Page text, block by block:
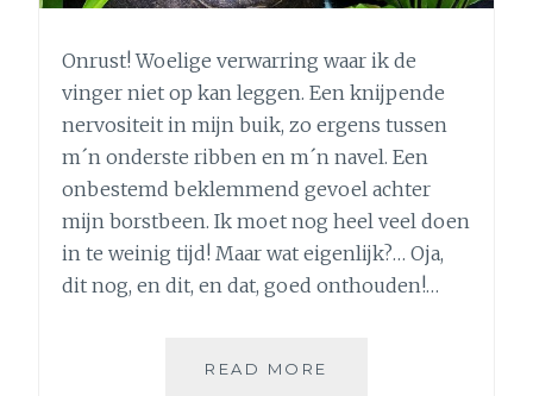
Onrust! Woelige verwarring waar ik de
vinger niet op kan leggen. Een knijpende
nervositeit in mijn buik, zo ergens tussen
m´n onderste ribben en m´n navel. Een
onbestemd beklemmend gevoel achter
mijn borstbeen. Ik moet nog heel veel doen
in te weinig tijd! Maar wat eigenlijk?… Oja,
dit nog, en dit, en dat, goed onthouden!…
READ MORE